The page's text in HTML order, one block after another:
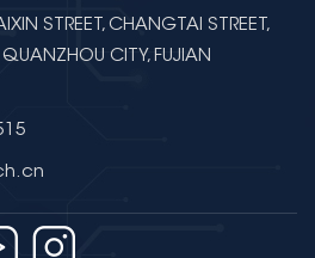
STREET, CHANGTAI STREET,
CITY, FUJIAN